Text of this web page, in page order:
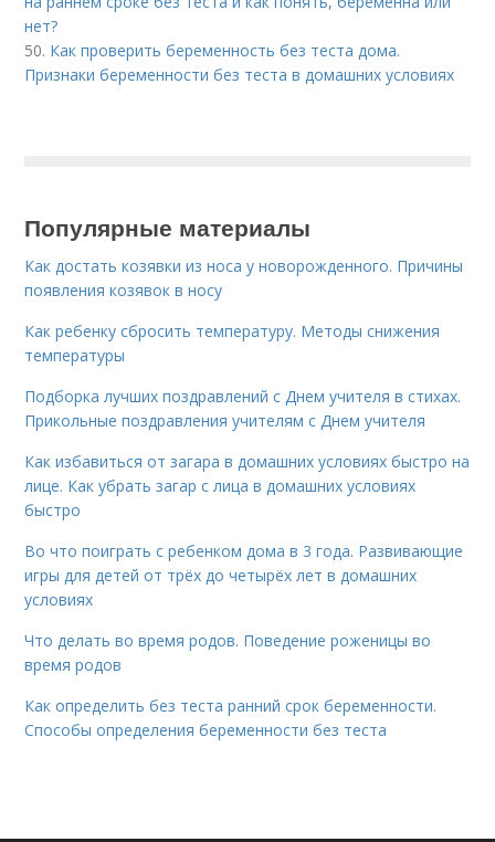
нет?
50. Как проверить беременность без теста дома.
Признаки беременности без теста в домашних условиях
Популярные материалы
Как достать козявки из носа у новорожденного. Причины
появления козявок в носу
Как ребенку сбросить температуру. Методы снижения
температуры
Подборка лучших поздравлений с Днем учителя в стихах.
Прикольные поздравления учителям с Днем учителя
Как избавиться от загара в домашних условиях быстро на
лице. Как убрать загар с лица в домашних условиях
быстро
Во что поиграть с ребенком дома в 3 года. Развивающие
игры для детей от трёх до четырёх лет в домашних
условиях
Что делать во время родов. Поведение роженицы во
время родов
Как определить без теста ранний срок беременности.
Способы определения беременности без теста